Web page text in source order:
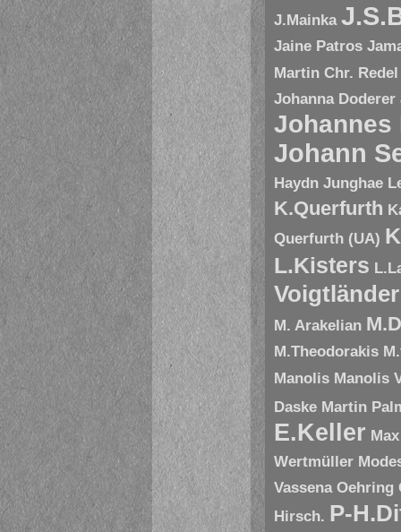
J.Mainka
Jaine Patros
Martin Chr. Redel
Johanna Doderer
Johannes
Johann
Haydn Junghae
K.Querfurth
Querfurth (UA)
L.Kisters
Voigtländer
M. Arakelian
M.Theodorakis
Manolis Manolis
Daske Martin
E.Keller
Wertmüller
Vassena Oehring
Hirsch. P-